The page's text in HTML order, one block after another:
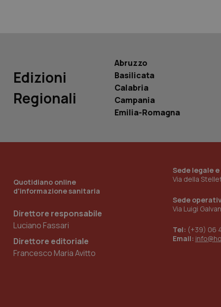
Edizioni
Regionali
Abruzzo
Basilicata
Calabria
Campania
Emilia-Romagna
Quotidiano online
d'informazione sanitaria
Direttore responsabile
Luciano Fassari
Direttore editoriale
Francesco Maria Avitto
Sede legale
Via della
Sede
Via Luigi
Tel: (+39) 06
Email:
__Secure-YNID
__Secure-
ROLLOUT_TOKEN
tracking-sites-
ironfish-tracking-